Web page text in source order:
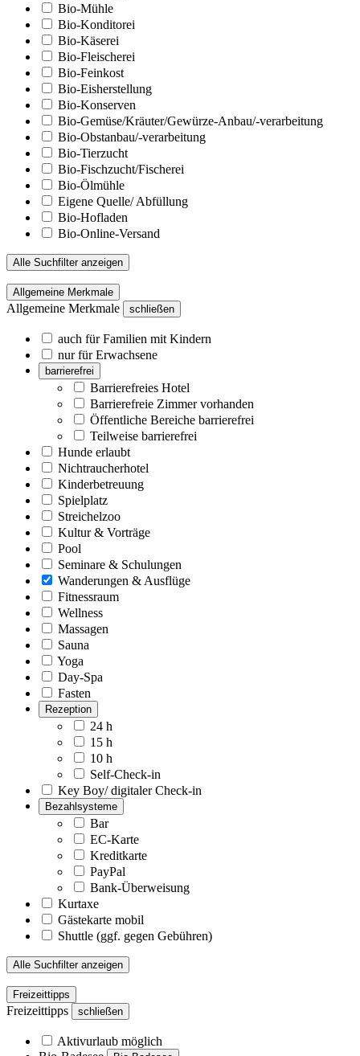
Bio-Mühle
Bio-Konditorei
Bio-Käserei
Bio-Fleischerei
Bio-Feinkost
Bio-Eisherstellung
Bio-Konserven
Bio-Gemüse/Kräuter/Gewürze-Anbau/-verarbeitung
Bio-Obstanbau/-verarbeitung
Bio-Tierzucht
Bio-Fischzucht/Fischerei
Bio-Ölmühle
Eigene Quelle/ Abfüllung
Bio-Hofladen
Bio-Online-Versand
Alle Suchfilter anzeigen
Allgemeine Merkmale
Allgemeine Merkmale schließen
auch für Familien mit Kindern
nur für Erwachsene
barrierefrei
Barrierefreies Hotel
Barrierefreie Zimmer vorhanden
Öffentliche Bereiche barrierefrei
Teilweise barrierefrei
Hunde erlaubt
Nichtraucherhotel
Kinderbetreuung
Spielplatz
Streichelzoo
Kultur & Vorträge
Pool
Seminare & Schulungen
Wanderungen & Ausflüge
Fitnessraum
Wellness
Massagen
Sauna
Yoga
Day-Spa
Fasten
Rezeption
24 h
15 h
10 h
Self-Check-in
Key Boy/ digitaler Check-in
Bezahlsysteme
Bar
EC-Karte
Kreditkarte
PayPal
Bank-Überweisung
Kurtaxe
Gästekarte mobil
Shuttle (ggf. gegen Gebühren)
Alle Suchfilter anzeigen
Freizeittipps
Freizeittipps schließen
Aktivurlaub möglich